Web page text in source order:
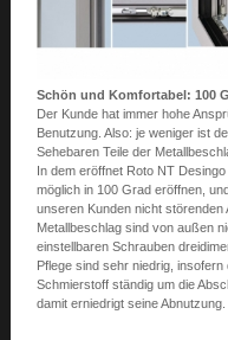
Schön und Komfortabel: 100
Der Kunde hat immer hohe
Benutzung. Also: je weniger ist
Sehebaren Teile der
In dem eröffnet Roto NT
möglich in 100 Grad eröffnen,
unseren Kunden nicht störenden
Metallbeschlag sind von außen
einstellbaren Schrauben
Pflege sind sehr niedrig,
Schmierstoff ständig um die
damit erniedrigt seine Abnutzung.